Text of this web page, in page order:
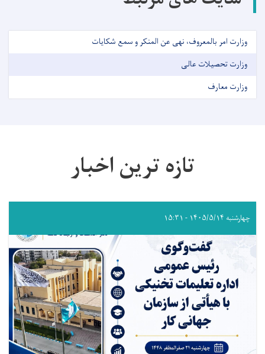
وزارت امر بالمعروف، نهی عن المنکر و سمع شکایات
وزارت تحصیلات عالی
وزارت معارف
تازه ترین اخبار
چهارشنبه ۱۴۰۵/۵/۱۴ - ۱۵:۳۱